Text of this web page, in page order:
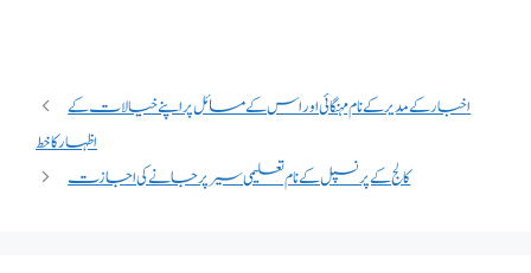
اخبار کے مدیر کے نام مہنگائی اور اس کے مسائل پر اپنے خیالات کے
اظہار کا خط
کالج کے پرنسپل کے نام تعلیمی سیر پر جانے کی اجازت